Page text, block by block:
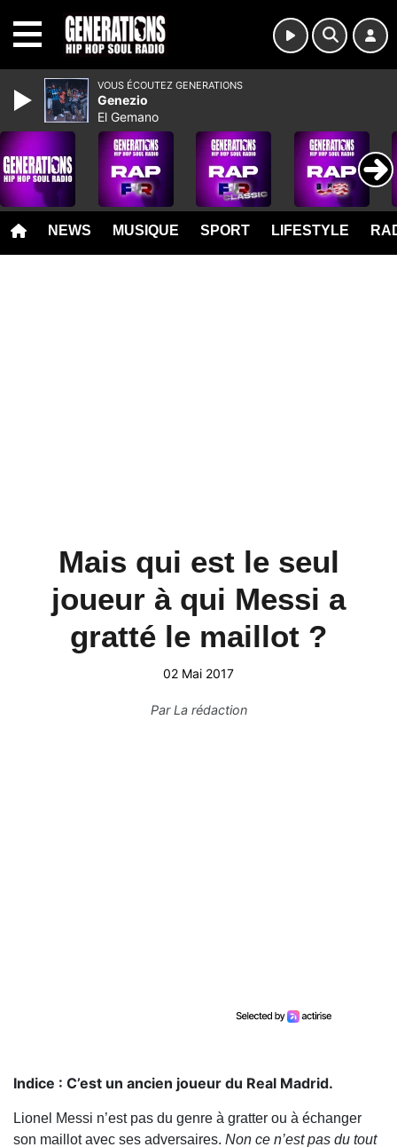
NEWS MUSIQUE SPORT LIFESTYLE
Mais qui est le seul
joueur à qui Messi a
gratté le maillot ?
02 Mai 2017
ParLa rédaction
Indice : C’est un ancien joueur du Real Madrid.
Lionel Messi n’est pas du genre à gratter ou à échanger
son maillot avec ses adversaires. Non ce n’est pas du tout
VOUS ÉCOUTEZ GENERATIONS
Genezio
El Gemano